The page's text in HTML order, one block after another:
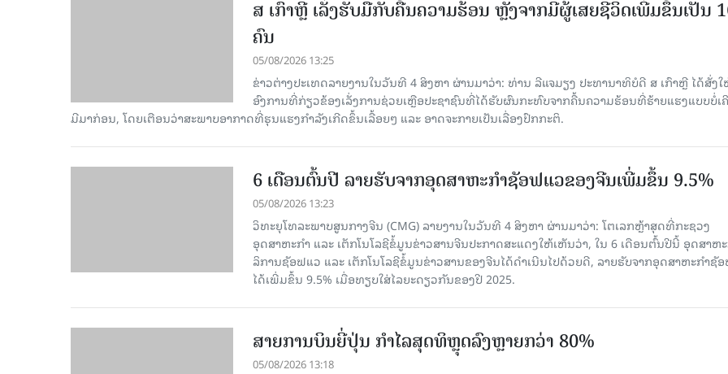
ສ ເກົາຫຼີ ເລັ່ງຮັບມືກັບຄື້ນຄວາມຮ້ອນ ຫຼັງຈາກມີຜູ້ເສຍຊີວິດເພີ່ມຂຶ້ນເປັນ
ຄົນ
05/08/2026 13:25
ຂ່າວຕ່າງປະເທດລາຍງານໃນວັນທີ 4 ສິງຫາ ຜ່ານມາວ່າ: ທ່ານ ລີແຈມຽງ ປະທານາທິບໍດີ ສ ເກົາຫຼີ ໄດ້ສັ່ງ
ອົງການທີ່ກ່ຽວຂ້ອງເລັ່ງການຊ່ວຍເຫຼືອປະຊາຊົນທີ່ໄດ້ຮັບຜົນກະທົບຈາກຄື້ນຄວາມຮ້ອນທີ່ຮ້າຍແຮງແບບບໍ່ເ
ມີມາກ່ອນ, ໂດຍເຕືອນວ່າສະພາບອາກາດທີ່ຮຸນແຮງກຳລັງເກີດຂຶ້ນເລື້ອຍໆ ແລະ ອາດຈະກາຍເປັນເລື່ອງປົກກະຕິ.
6 ເດືອນຕົ້ນປີ ລາຍຮັບຈາກອຸດສາຫະກຳຊັອຟແວຂອງຈີນເພີ່ມຂຶ້ນ 9.5%
05/08/2026 13:23
ວິທະຍຸໂທລະພາບສູນກາງຈີນ (CMG) ລາຍງານໃນວັນທີ 4 ສິງຫາ ຜ່ານມາວ່າ: ໂຕເລກຫຼ້າສຸດທີ່ກະຊວງ
ອຸດສາຫະກຳ ແລະ ເຕັກໂນໂລຊີຂໍ້ມູນຂ່າວສານຈີນປະກາດສະແດງໃຫ້ເຫັນວ່າ, ໃນ 6 ເດືອນຕົ້ນປີນີ້ ອຸດສາຫ
ລິການຊັອຟແວ ແລະ ເຕັກໂນໂລຊີຂໍ້ມູນຂ່າວສານຂອງຈີນໄດ້ດຳເນີນໄປດ້ວຍດີ, ລາຍຮັບຈາກອຸດສາຫະກຳຊັ
ໄດ້ເພີ່ມຂຶ້ນ 9.5% ເມື່ອທຽບໃສ່ໄລຍະດຽວກັນຂອງປີ 2025.
ສາຍການບິນຍີ່ປຸ່ນ ກຳໄລສຸດທິຫຼຸດລົງຫຼາຍກວ່າ 80%
05/08/2026 13:18